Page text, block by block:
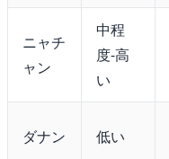
ニャチ
ャン
中程
度-高
い
ダナン 低い